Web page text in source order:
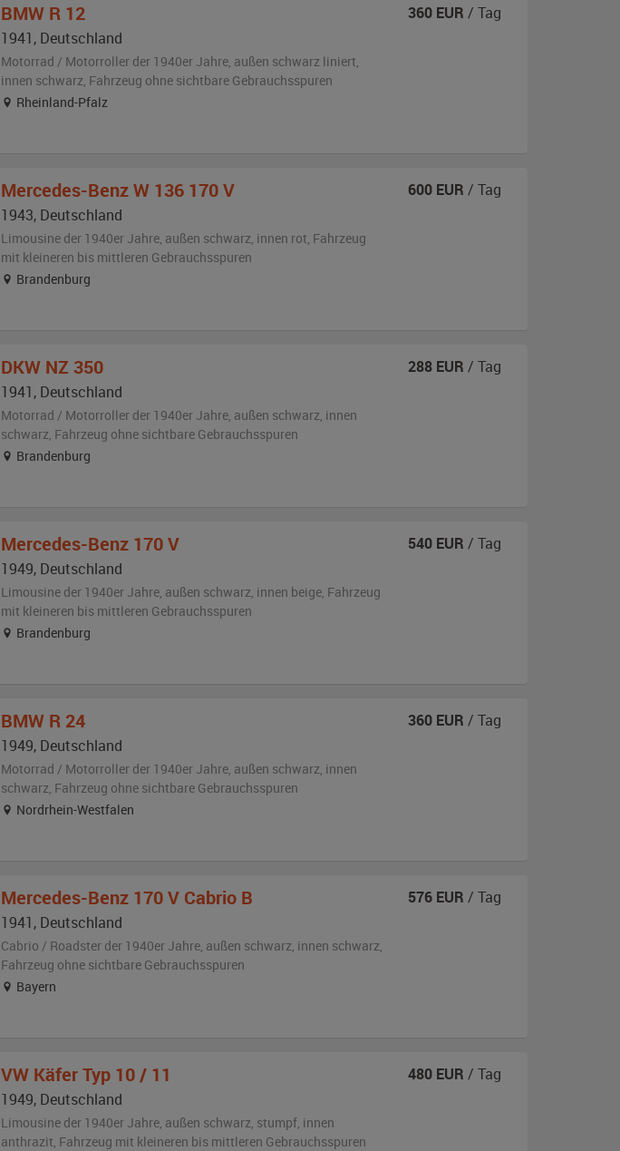
BMW R 12
1941, Deutschland
Motorrad / Motorroller der 1940er Jahre, außen schwarz liniert,
innen schwarz, Fahrzeug ohne sichtbare Gebrauchsspuren
Rheinland-Pfalz
360 EUR / Tag
Mercedes-Benz W 136 170 V
1943, Deutschland
Limousine der 1940er Jahre, außen schwarz, innen rot, Fahrzeug
mit kleineren bis mittleren Gebrauchsspuren
Brandenburg
600 EUR / Tag
DKW NZ 350
1941, Deutschland
Motorrad / Motorroller der 1940er Jahre, außen schwarz, innen
schwarz, Fahrzeug ohne sichtbare Gebrauchsspuren
Brandenburg
288 EUR / Tag
Mercedes-Benz 170 V
1949, Deutschland
Limousine der 1940er Jahre, außen schwarz, innen beige, Fahrzeug
mit kleineren bis mittleren Gebrauchsspuren
Brandenburg
540 EUR / Tag
BMW R 24
1949, Deutschland
Motorrad / Motorroller der 1940er Jahre, außen schwarz, innen
schwarz, Fahrzeug ohne sichtbare Gebrauchsspuren
Nordrhein-Westfalen
360 EUR / Tag
Mercedes-Benz 170 V Cabrio B
1941, Deutschland
Cabrio / Roadster der 1940er Jahre, außen schwarz, innen schwarz,
Fahrzeug ohne sichtbare Gebrauchsspuren
Bayern
576 EUR / Tag
VW Käfer Typ 10 / 11
1949, Deutschland
Limousine der 1940er Jahre, außen schwarz, stumpf, innen
anthrazit, Fahrzeug mit kleineren bis mittleren Gebrauchsspuren
480 EUR / Tag